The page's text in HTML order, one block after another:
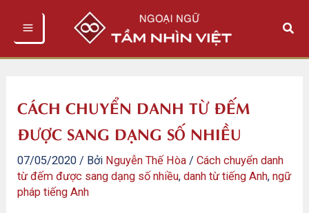
Tìm
CÁCH CHUYỂN DANH TỪ ĐẾM
ĐƯỢC SANG DẠNG SỐ NHIỀU
07/05/2020 / Bởi Nguyễn Thế Hòa /Cách chuyển danh
từ đếm được sang dạng số nhiều,danh từ tiếng Anh,ngữ
pháp tiếng Anh